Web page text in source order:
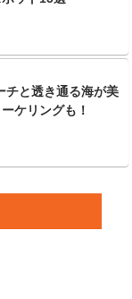
チと透き通る海が美
ケリングも！